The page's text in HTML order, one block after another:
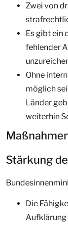
Zwei von
Es gibt ein
fehlender
Ohne
möglich
Länder
weiterhin
Stärkung
Die
Aufklärung